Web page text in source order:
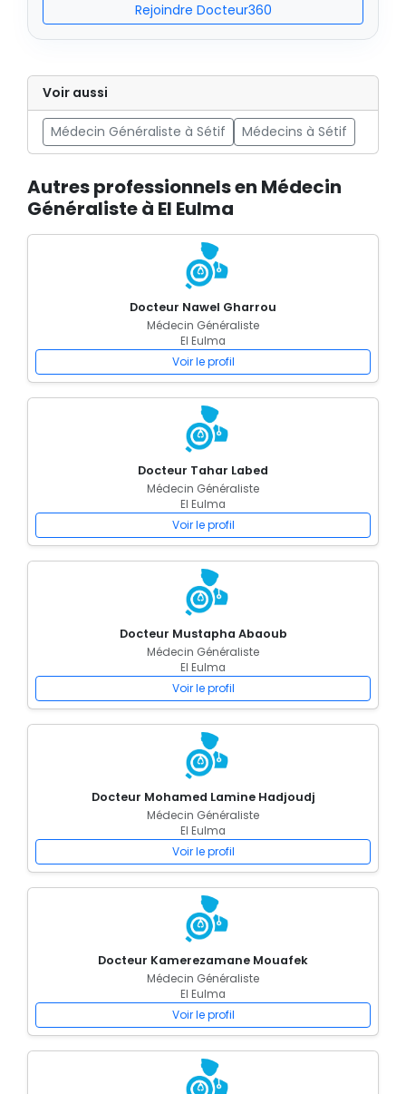
Rejoindre Docteur360
Voir aussi
Médecin Généraliste à Sétif Médecins à Sétif
Autres professionnels en Médecin
Généraliste à El Eulma
Docteur Nawel Gharrou
Médecin Généraliste
El Eulma
Voir le profil
Docteur Tahar Labed
Médecin Généraliste
El Eulma
Voir le profil
Docteur Mustapha Abaoub
Médecin Généraliste
El Eulma
Voir le profil
Docteur Mohamed Lamine Hadjoudj
Médecin Généraliste
El Eulma
Voir le profil
Docteur Kamerezamane Mouafek
Médecin Généraliste
El Eulma
Voir le profil